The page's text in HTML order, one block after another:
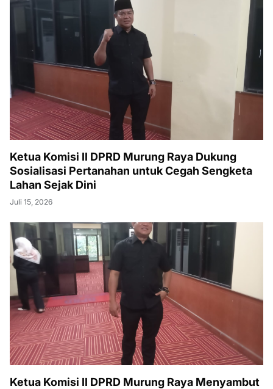
Ketua Komisi II DPRD Murung Raya Dukung
Sosialisasi Pertanahan untuk Cegah Sengketa
Lahan Sejak Dini
Juli 15, 2026
Ketua Komisi II DPRD Murung Raya Menyambut